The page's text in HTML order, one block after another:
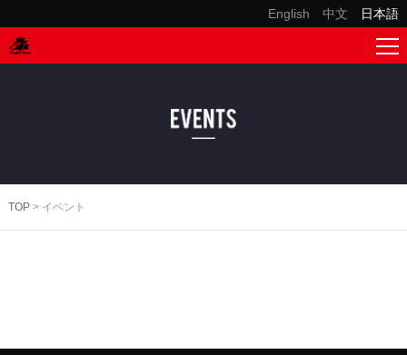
English 中文 日本語
TOP> イベント